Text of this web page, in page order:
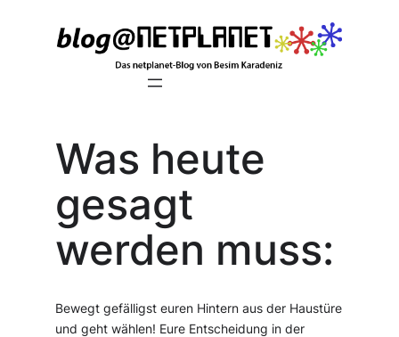
Was heute
gesagt
werden muss:
Bewegt gefälligst euren Hintern aus der Haustüre
und geht wählen! Eure Entscheidung in der